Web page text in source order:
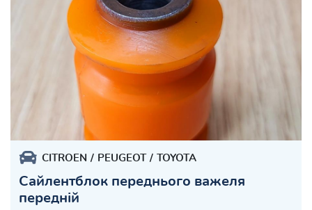
CITROEN PEUGEOT TOYOTA
Сайлентблок переднього важеля
передній